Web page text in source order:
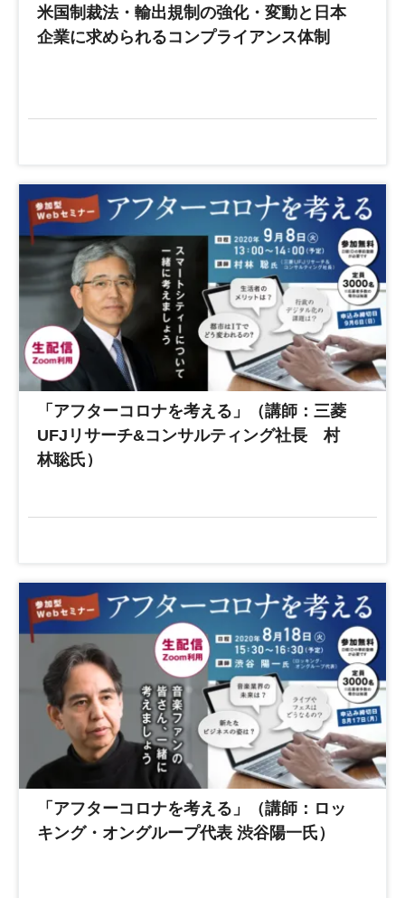
米国制裁法・輸出規制の強化・変動と日本
企業に求められるコンプライアンス体制
「アフターコロナを考える」（講師：三菱
UFJリサーチ&コンサルティング社長 村
林聡氏）
「アフターコロナを考える」（講師：ロッ
キング・オングループ代表 渋谷陽一氏）